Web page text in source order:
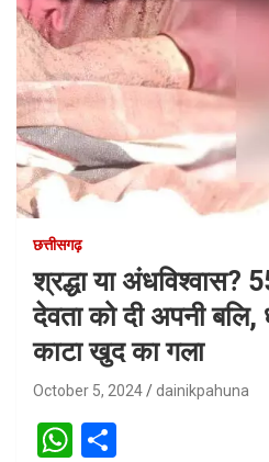
छत्तीसगढ़
श्रद्धा या अंधविश्वास?
देवता को दी अपनी बलि,
काटा खुद का गला
October 5, 2024 dainikpahuna
W